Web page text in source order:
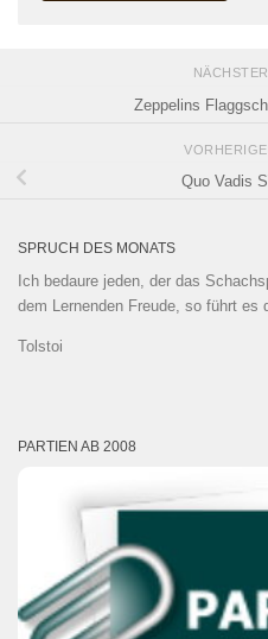
Zeppelins
Quo Vadis
SPRUCH DES MONATS
Ich bedaure jeden, der das
dem Lernenden Freude, so führt es
Tolstoi
PARTIEN AB 2008